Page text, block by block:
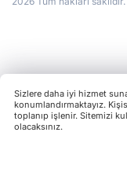
Sizlere daha iyi hizmet
konumlandırmaktayız.
toplanıp işlenir. Sitemizi
olacaksınız.